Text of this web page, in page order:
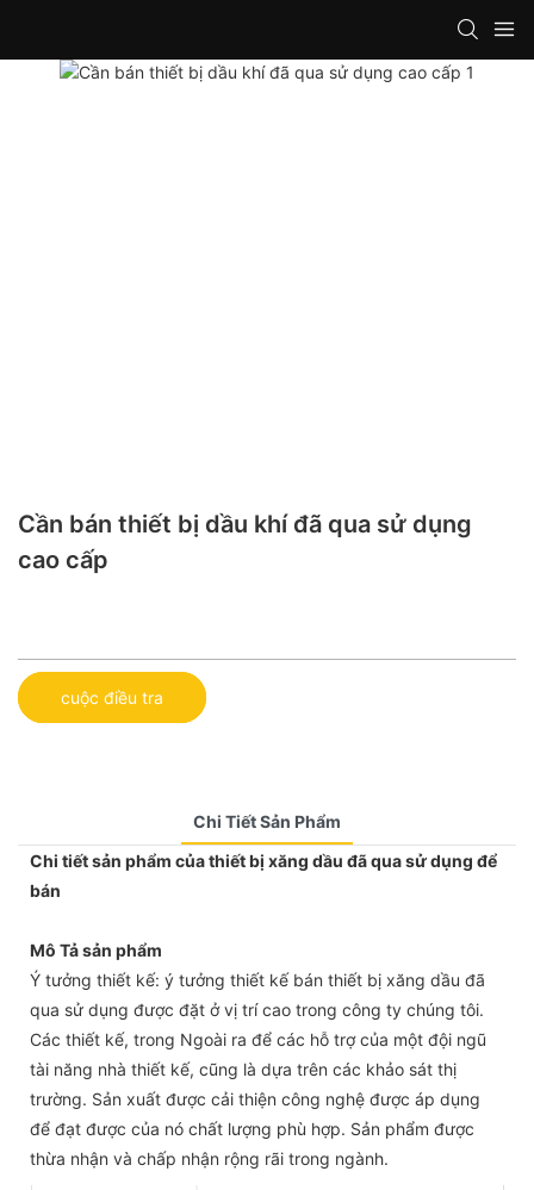
Cần bán thiết bị dầu khí đã qua sử dụng
cao cấp
cuộc điều tra
Chi Tiết Sản Phẩm
Chi tiết sản phẩm của thiết bị xăng dầu đã qua sử dụng để
bán
Mô Tả sản phẩm
Ý tưởng thiết kế: ý tưởng thiết kế bán thiết bị xăng dầu đã
qua sử dụng được đặt ở vị trí cao trong công ty chúng tôi.
Các thiết kế, trong Ngoài ra để các hỗ trợ của một đội ngũ
tài năng nhà thiết kế, cũng là dựa trên các khảo sát thị
trường. Sản xuất được cải thiện công nghệ được áp dụng
để đạt được của nó chất lượng phù hợp. Sản phẩm được
thừa nhận và chấp nhận rộng rãi trong ngành.